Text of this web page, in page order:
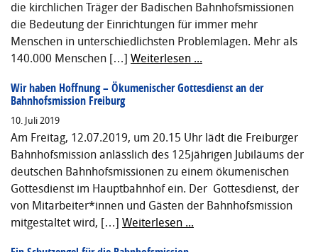
die kirchlichen Träger der Badischen Bahnhofsmissionen
die Bedeutung der Einrichtungen für immer mehr
Menschen in unterschiedlichsten Problemlagen. Mehr als
140.000 Menschen […] Weiterlesen ...
Wir haben Hoffnung – Ökumenischer Gottesdienst an der
Bahnhofsmission Freiburg
10. Juli 2019
Am Freitag, 12.07.2019, um 20.15 Uhr lädt die Freiburger
Bahnhofsmission anlässlich des 125jährigen Jubiläums der
deutschen Bahnhofsmissionen zu einem ökumenischen
Gottesdienst im Hauptbahnhof ein. Der Gottesdienst, der
von Mitarbeiter*innen und Gästen der Bahnhofsmission
mitgestaltet wird, […] Weiterlesen ...